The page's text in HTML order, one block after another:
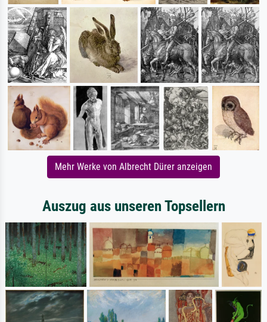
Mehr Werke von Albrecht Dürer anzeigen
Auszug aus unseren Topsellern